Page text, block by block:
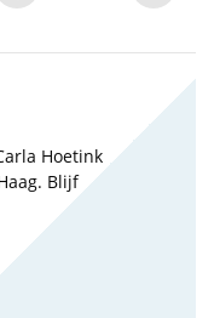
Hoetink
Blijf